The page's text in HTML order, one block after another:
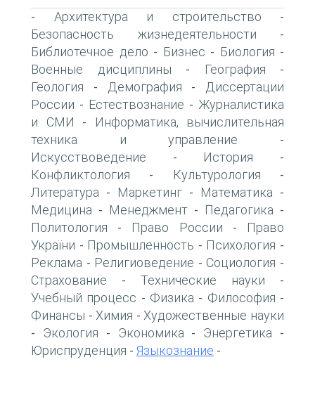
- Архитектура и строительство -
Безопасность жизнедеятельности -
Библиотечное дело - Бизнес - Биология -
Военные дисциплины - География -
Геология - Демография -
Диссертации
России - Естествознание - Журналистика
и СМИ -
Информатика, вычислительная
техника и управление -
Искусствоведение - История -
Конфликтология - Культурология -
Литература - Маркетинг - Математика -
Медицина - Менеджмент - Педагогика -
Политология - Право России -
Право
України - Промышленность - Психология -
Реклама - Религиоведение - Социология -
Страхование - Технические науки -
Учебный процесс - Физика - Философия -
Финансы - Химия - Художественные науки
- Экология - Экономика - Энергетика -
Юриспруденция - Языкознание -